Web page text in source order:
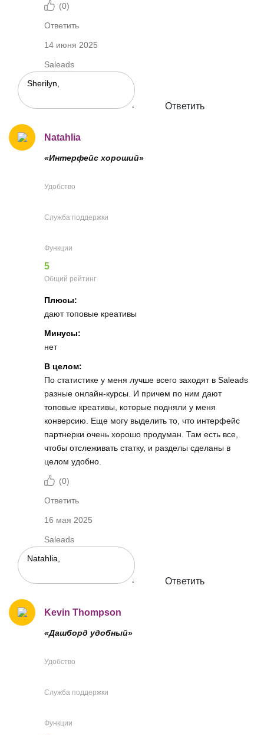
(0)
Ответить
14 июня 2025
Saleads
Ответить
Natahlia
«Интерфейс хороший»
Удобство
Служба поддержки
Функции
5
Общий рейтинг
Плюсы:
дают топовые креативы
Минусы:
нет
В целом:
По статистике у меня лучше всего заходят в Saleads
разные онлайн-курсы. И причем по ним дают
топовые креативы, которые подняли у меня
конверсию. Еще могу выделить то, что интерфейс
партнерки очень хорошо продуман. Там есть все,
чтобы отслеживать статку, и разделы сделаны в
целом удобно.
(0)
Ответить
16 мая 2025
Saleads
Ответить
Kevin Thompson
«Дашборд удобный»
Удобство
Служба поддержки
Функции